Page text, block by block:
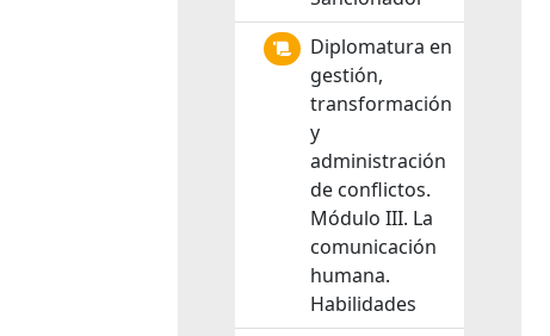
Diplomatura en
gestión,
transformación
y
administración
de conflictos.
Módulo III. La
comunicación
humana.
Habilidades